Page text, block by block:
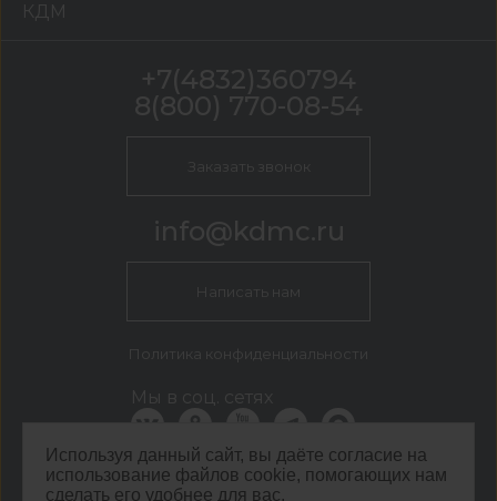
Используя данный сайт, вы даёте согласие на
использование файлов cookie, помогающих нам
сделать его удобнее для вас.
КДМ
КДМ Брянск
+7(4832)360794
8(800) 770-08-54
Заказать звонок
info@kdmc.ru
Написать нам
Политика конфиденциальности
Мы в соц. сетях